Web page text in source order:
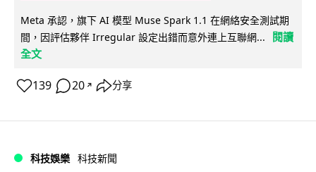
Meta 承認，旗下 AI 模型 Muse Spark 1.1 在網絡安全測試期
間，因評估夥伴 Irregular 設定出錯而意外連上互聯網...
閱讀
全文
139 20 ↗ 分享
科技娛樂 科技新聞